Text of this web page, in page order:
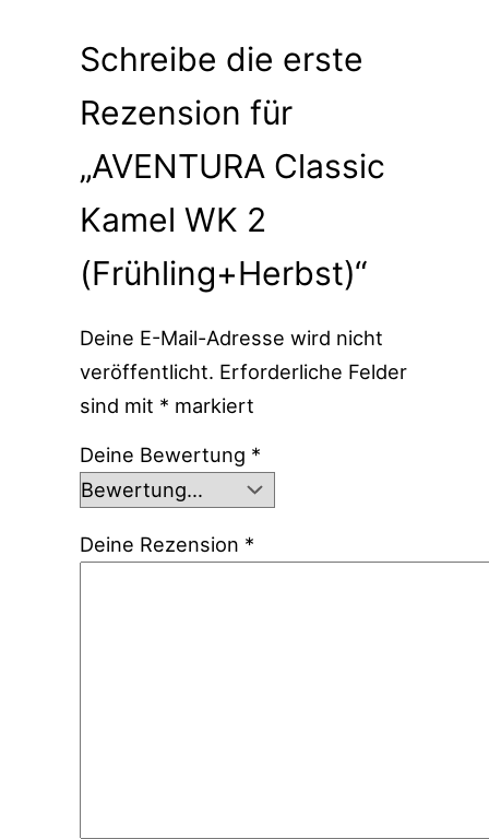
Schreibe die erste
Rezension für
„AVENTURA Classic
Kamel WK 2
(Frühling+Herbst)“
Deine E-Mail-Adresse wird nicht
veröffentlicht. Erforderliche Felder
sind mit * markiert
Deine Bewertung *
Deine Rezension *